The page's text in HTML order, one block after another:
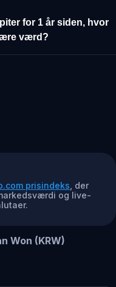
for 1 år siden, hvor
værd?
prisindeks , der
og live-
Won (KRW)